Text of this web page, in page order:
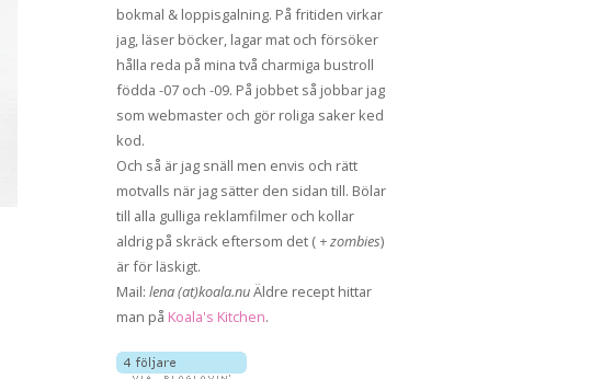
bokmal & loppisgalning. På fritiden virkar
jag, läser böcker, lagar mat och försöker
hålla reda på mina två charmiga bustroll
födda -07 och -09. På jobbet så jobbar jag
som webmaster och gör roliga saker ked
kod.
Och så är jag snäll men envis och rätt
motvalls när jag sätter den sidan till. Bölar
till alla gulliga reklamfilmer och kollar
aldrig på skräck eftersom det ( + zombies)
är för läskigt.
Mail: lena (at)koala.nuÄldre recept hittar
man på Koala's Kitchen.